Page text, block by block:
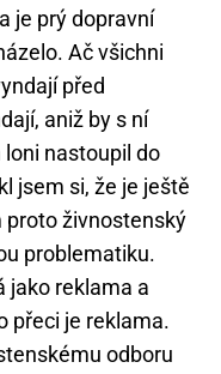
je prý dopravní
Ač všichni
před
aniž by s ní
nastoupil do
jsem si, že je ještě
proto živnostenský
problematiku.
jako reklama a
přeci je reklama.
odboru